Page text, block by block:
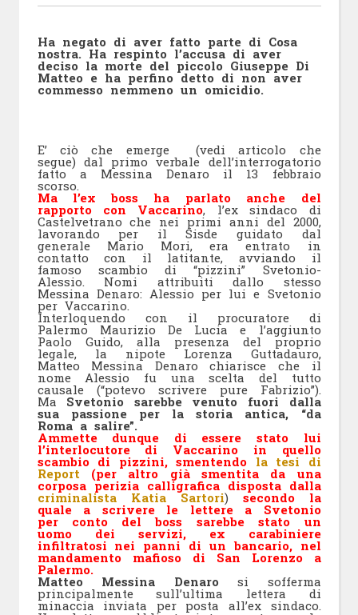
Ha negato di aver fatto parte di Cosa
nostra. Ha respinto l’accusa di aver
deciso la morte del piccolo Giuseppe Di
Matteo e ha perfino detto di non aver
commesso nemmeno un omicidio.
E’ ciò che emerge (vedi articolo che
segue) dal primo verbale dell’interrogatorio
fatto a Messina Denaro il 13 febbraio
scorso.
Ma l’ex boss ha parlato anche del
rapporto con Vaccarino, l’ex sindaco di
Castelvetrano che nei primi anni del 2000,
lavorando per il Sisde guidato dal
generale Mario Mori, era entrato in
contatto con il latitante, avviando il
famoso scambio di “pizzini” Svetonio-
Alessio. Nomi attribuiti dallo stesso
Messina Denaro: Alessio per lui e Svetonio
per Vaccarino.
Interloquendo con il procuratore di
Palermo Maurizio De Lucia e l’aggiunto
Paolo Guido, alla presenza del proprio
legale, la nipote Lorenza Guttadauro,
Matteo Messina Denaro chiarisce che il
nome Alessio fu una scelta del tutto
causale (“potevo scrivere pure Fabrizio”).
Ma Svetonio sarebbe venuto fuori dalla
sua passione per la storia antica, “da
Roma a salire”.
Ammette dunque di essere stato lui
l’interlocutore di Vaccarino in quello
scambio di pizzini, smentendo la tesi di
Report (per altro già smentita da una
corposa perizia calligrafica disposta dalla
criminalista Katia Sartori) secondo la
quale a scrivere le lettere a Svetonio
per conto del boss sarebbe stato un
uomo dei servizi, ex carabiniere
infiltratosi nei panni di un bancario, nel
mandamento mafioso di San Lorenzo a
Palermo.
Matteo Messina Denaro si sofferma
principalmente sull’ultima lettera di
minaccia inviata per posta all’ex sindaco.